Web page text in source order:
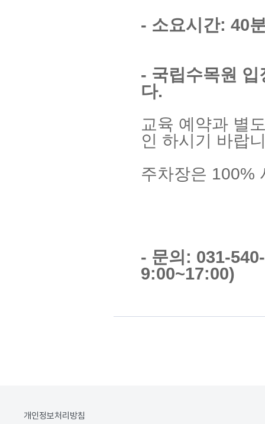
- 소요시간: 40
- 국립수목원
다.
교육 예약과 별
인 하시기 바랍
주차장은 100%
- 문의: 031-
9:00~17:00)
개인정보처리방침